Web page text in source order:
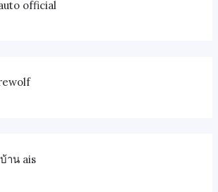
official
าน ais